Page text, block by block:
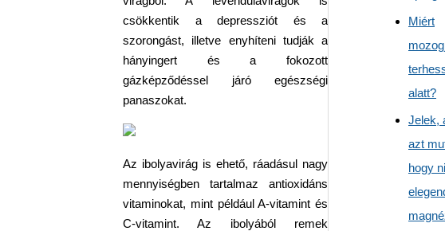
csökkentik a depressziót és a
szorongást, illetve enyhíteni tudják a
hányingert és a fokozott
gázképződéssel járó egészségi
panaszokat.
Az ibolyavirág is ehető, ráadásul nagy
mennyiségben tartalmaz antioxidáns
vitaminokat, mint például A-vitamint és
C-vitamint. Az ibolyából remek
Miért
alatt?
Jelek,
azt
hogy